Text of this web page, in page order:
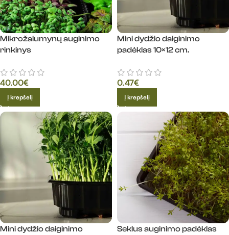
Mikrožalumynų auginimo
rinkinys
40.00€
Į krepšelį
Mini dydžio daiginimo
padėklas 10×12 cm.
0.47€
Į krepšelį
Mini dydžio daiginimo
Seklus auginimo padėklas